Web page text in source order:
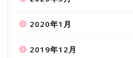
2020年1月
2019年12月